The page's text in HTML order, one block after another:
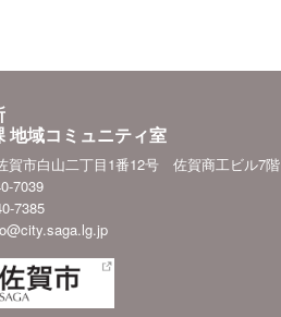
地域コミュニティ室
賀市白山二丁目1番12号 佐賀商工ビル7階
7039
7385